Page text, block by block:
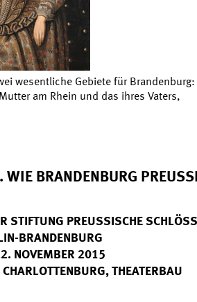
wesentliche Gebiete für Brandenburg:
am Rhein und das ihres Vaters,
BRANDENBURG
STIFTUNG PREUSSISCHE
BRANDENBURG
NOVEMBER 2015
THEATERBAU